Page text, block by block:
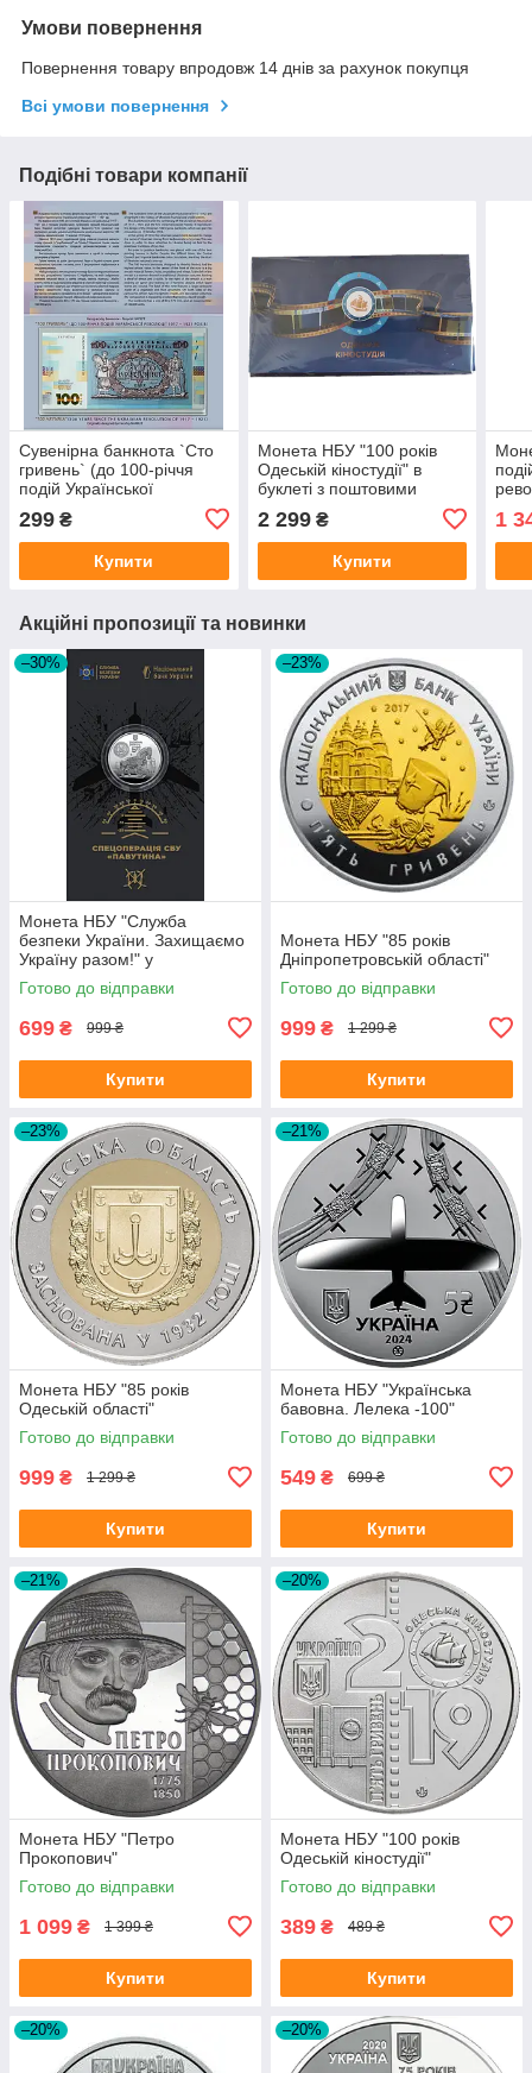
Умови повернення
Повернення товару впродовж 14 днів за рахунок покупця
Всі умови повернення
Подібні товари компанії
Cувенірна банкнота `Сто
гривень` (до 100-річчя
подій Української
років)
299 ₴
Купити
Монета НБУ "100 років
Одеській кіностудії" в
буклеті з поштовими
2 299₴
Купити
1
Акційні пропозиції та новинки
–30%
Монета НБУ "Служба
безпеки України. Захищаємо
Україну разом!" у
сувенірному пакованні
Готово до відправки
699 ₴ 999 ₴
Купити
–23%
Монета НБУ "85 років
Дніпропетровській області"
Готово до відправки
999 ₴ 1 299 ₴
Купити
–23%
Монета НБУ "85 років
Одеській області"
Готово до відправки
999 ₴ 1 299 ₴
Купити
–21%
Монета НБУ "Українська
бавовна. Лелека -100"
Готово до відправки
549 ₴ 699 ₴
Купити
–21%
Монета НБУ "Петро
Прокопович"
Готово до відправки
1 099 ₴ 1 399 ₴
Купити
–20%
Монета НБУ "100 років
Одеській кіностудії"
Готово до відправки
389 ₴ 489 ₴
Купити
–20% –20%